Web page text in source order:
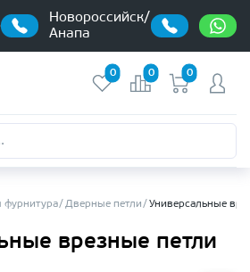
Новороссийск/
Анапа
0 0 0
фурнитура Дверные петли Универсальные
врезные петли